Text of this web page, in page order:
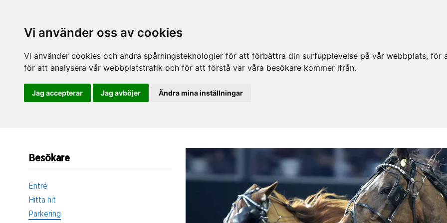
Vi använder oss av cookies
Vi använder cookies och andra spårningsteknologier för att förbättra din surfupplevelse på vår webbplats, för
för att analysera vår webbplatstrafik och för att förstå var våra besökare kommer ifrån.
Jag accepterar Jag avböjer Ändra mina inställningar
Besökare
Entré
Hitta hit
Parkering